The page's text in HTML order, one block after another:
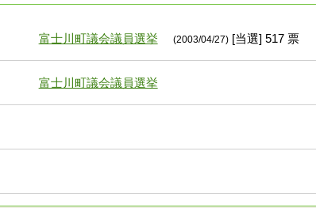
富士川町議会議員選挙 (2003/04/27)[当選] 517 票
富士川町議会議員選挙